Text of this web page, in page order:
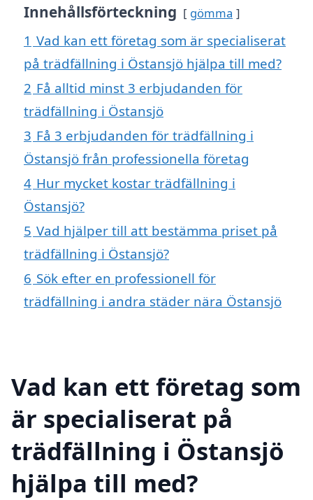
Innehållsförteckning gömma
1 Vad kan ett företag som är specialiserat
på trädfällning i Östansjö hjälpa till med?
2 Få alltid minst 3 erbjudanden för
trädfällning i Östansjö
3 Få 3 erbjudanden för trädfällning i
Östansjö från professionella företag
4 Hur mycket kostar trädfällning i
Östansjö?
5 Vad hjälper till att bestämma priset på
trädfällning i Östansjö?
6 Sök efter en professionell för
trädfällning i andra städer nära Östansjö
Vad kan ett företag som
är specialiserat på
trädfällning i Östansjö
hjälpa till med?